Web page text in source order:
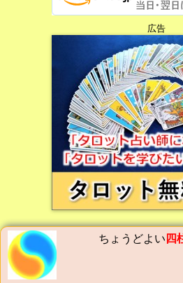
広告
広告
カテゴリー
仕事・副業・在宅
ちょうどよい 四